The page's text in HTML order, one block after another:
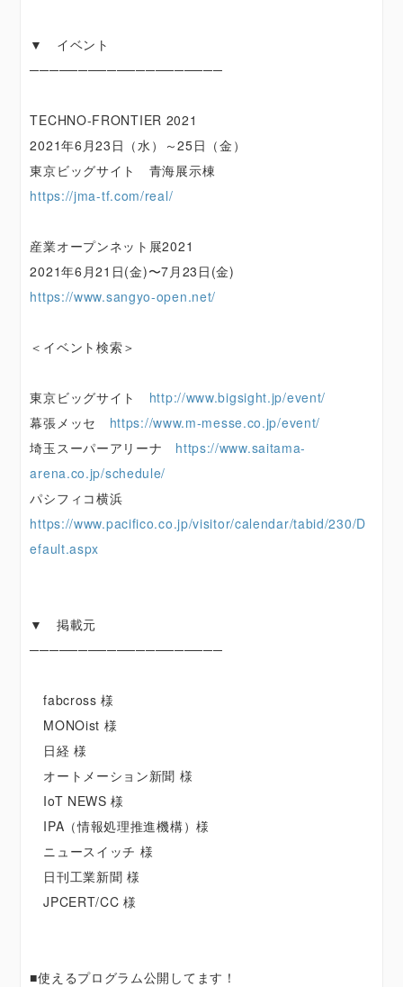
▼ イベント
────────────────────
TECHNO-FRONTIER 2021
2021年6月23日（水）～25日（金）
東京ビッグサイト 青海展示棟
https://jma-tf.com/real/
産業オープンネット展2021
2021年6月21日(金)〜7月23日(金)
https://www.sangyo-open.net/
＜イベント検索＞
東京ビッグサイト http://www.bigsight.jp/event/
幕張メッセ https://www.m-messe.co.jp/event/
埼玉スーパーアリーナ https://www.saitama-
arena.co.jp/schedule/
パシフィコ横浜
https://www.pacifico.co.jp/visitor/calendar/tabid/230/D
efault.aspx
▼ 掲載元
────────────────────
fabcross 様
MONOist 様
日経 様
オートメーション新聞 様
IoT NEWS 様
IPA（情報処理推進機構）様
ニュースイッチ 様
日刊工業新聞 様
JPCERT/CC 様
■使えるプログラム公開してます！